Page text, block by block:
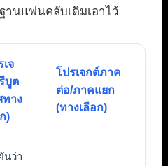
านแฟนคลับเดิมเอาไว้
เจ
บูต
ทาง
)
โปรเจกต์ภาค
ต่อ/ภาคแยก
(ทางเลือก)
นว่า